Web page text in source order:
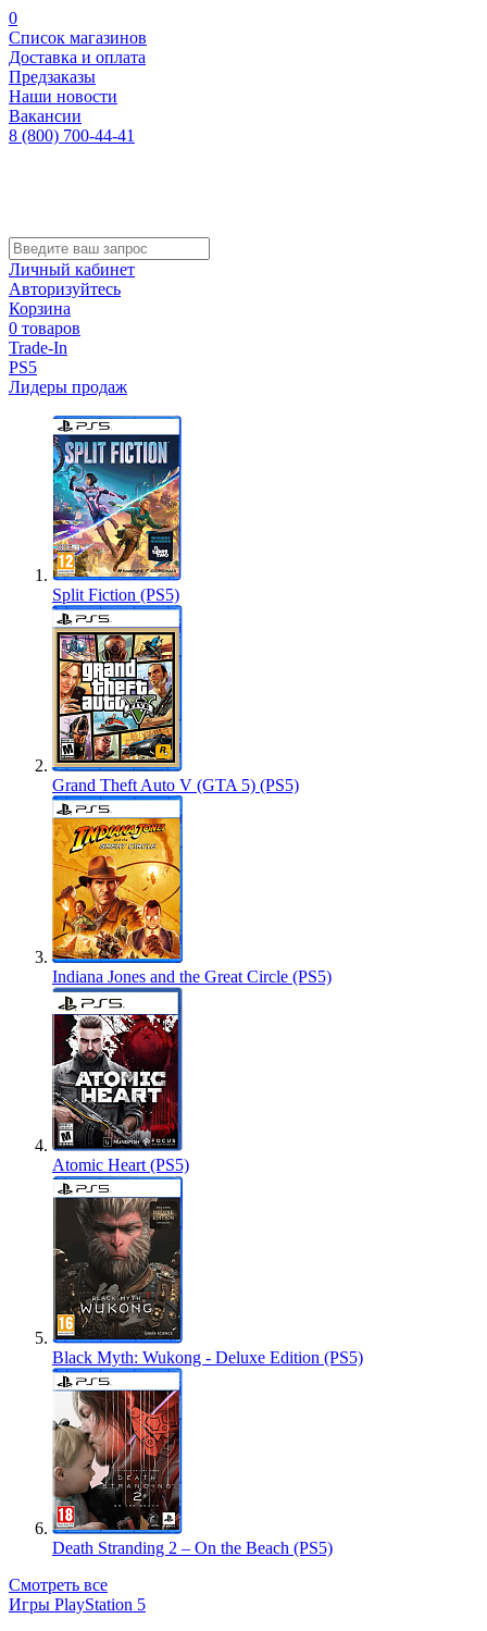
0
Список магазинов
Доставка и оплата
Предзаказы
Наши новости
Вакансии
8 (800) 700-44-41
Личный кабинет
Авторизуйтесь
Корзина
0 товаров
Trade-In
PS5
Лидеры продаж
Split Fiction (PS5)
Grand Theft Auto V (GTA 5) (PS5)
Indiana Jones and the Great Circle (PS5)
Atomic Heart (PS5)
Black Myth: Wukong - Deluxe Edition (PS5)
Death Stranding 2 – On the Beach (PS5)
Смотреть все
Игры PlayStation 5